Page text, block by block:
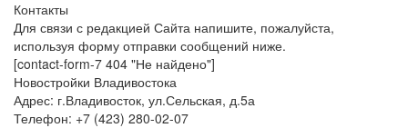
Контакты
Для связи с редакцией Сайта напишите, пожалуйста,
используя форму отправки сообщений ниже.
[contact-form-7 404 "Не найдено"]
Новостройки Владивостока
Адрес: г.Владивосток, ул.Сельская, д.5а
Телефон: +7 (423) 280-02-07